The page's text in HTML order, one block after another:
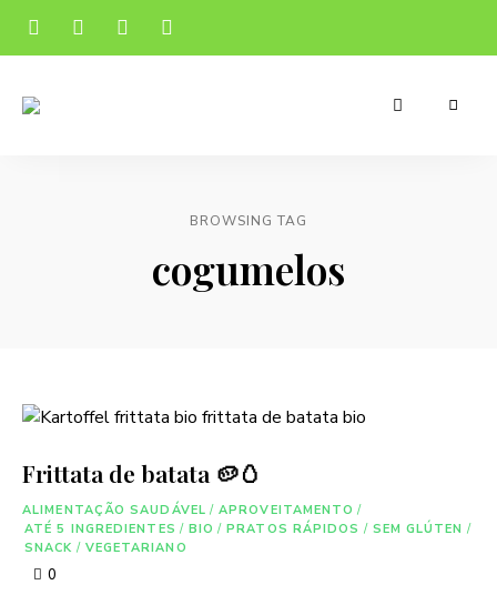
BROWSING TAG
cogumelos
Frittata de batata 🥔🥚
ALIMENTAÇÃO SAUDÁVEL / APROVEITAMENTO /
ATÉ 5 INGREDIENTES / BIO / PRATOS RÁPIDOS / SEM GLÚTEN /
SNACK / VEGETARIANO
0